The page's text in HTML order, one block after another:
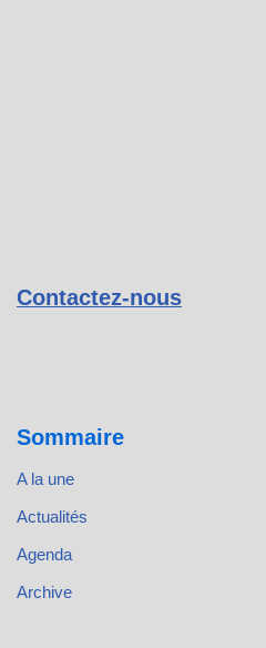
Contactez-nous
Sommaire
A la une
Actualités
Agenda
Archive